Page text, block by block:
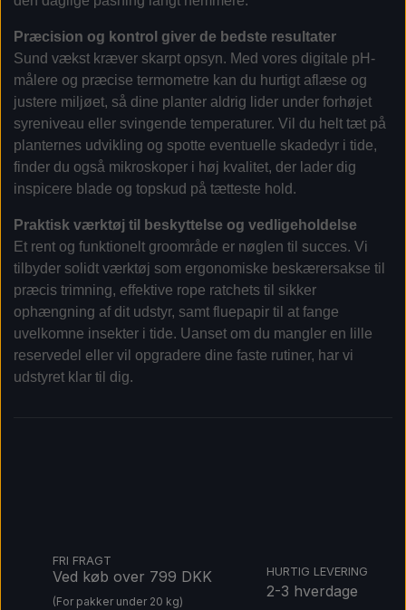
Præcision og kontrol giver de bedste resultater
Sund vækst kræver skarpt opsyn. Med vores digitale pH-
målere og præcise termometre kan du hurtigt aflæse og
justere miljøet, så dine planter aldrig lider under forhøjet
syreniveau eller svingende temperaturer. Vil du helt tæt på
planternes udvikling og spotte eventuelle skadedyr i tide,
finder du også mikroskoper i høj kvalitet, der lader dig
inspicere blade og topskud på tætteste hold.
Praktisk værktøj til beskyttelse og vedligeholdelse
Et rent og funktionelt groområde er nøglen til succes. Vi
tilbyder solidt værktøj som ergonomiske beskærersakse til
præcis trimning, effektive rope ratchets til sikker
ophængning af dit udstyr, samt fluepapir til at fange
uvelkomne insekter i tide. Uanset om du mangler en lille
reservedel eller vil opgradere dine faste rutiner, har vi
udstyret klar til dig.
FRI FRAGT
Ved køb over 799 DKK
(For pakker under 20 kg)
HURTIG LEVERING
2-3 hverdage